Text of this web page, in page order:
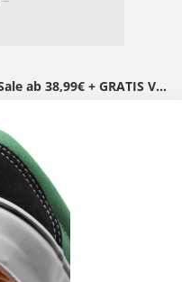
38,99€ + GRATIS Versand